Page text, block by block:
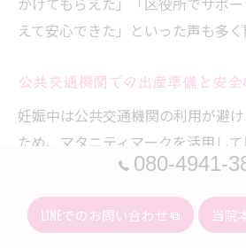
えて安心できた」といった声も多く
公共交通機関での出産準備と安
妊娠中は公共交通機関の利用が避け
ため、マタニティマークを活用し
とを知らせることが重要です。大
下鉄やバスなどの主要交通機関で
けている妊婦への配慮が求められ
080-4941-
LINEでのお問い合わせ 当院